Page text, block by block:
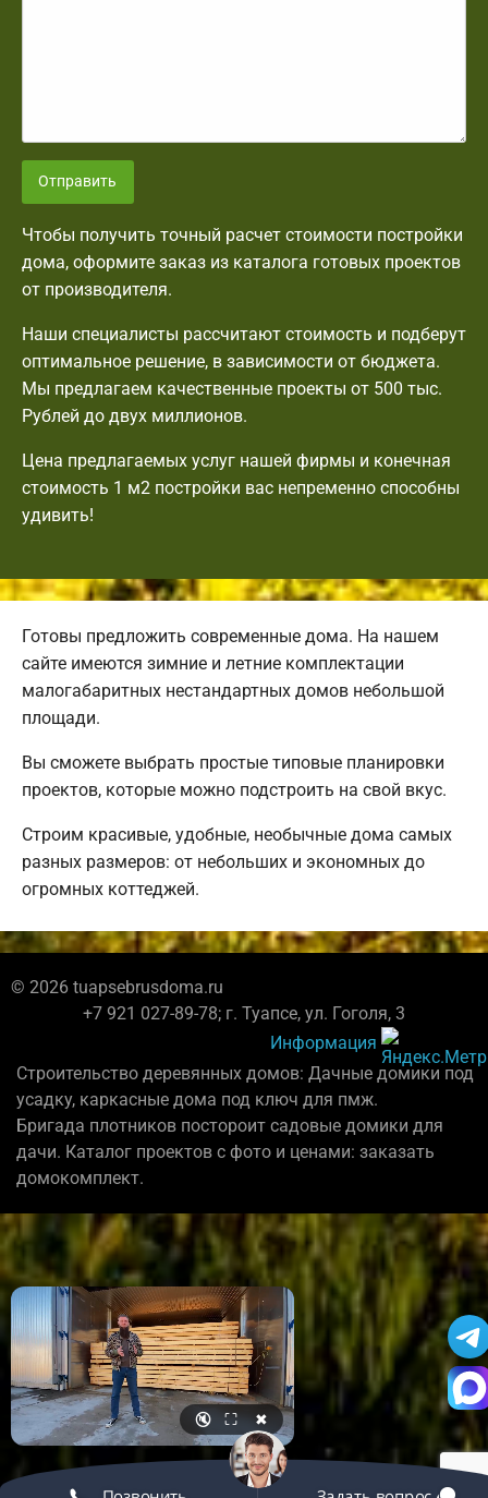
Отправить
Чтобы получить точный расчет стоимости постройки
дома, оформите заказ из каталога готовых проектов
от производителя.
Наши специалисты рассчитают стоимость и подберут
оптимальное решение, в зависимости от бюджета.
Мы предлагаем качественные проекты от 500 тыс.
Рублей до двух миллионов.
Цена предлагаемых услуг нашей фирмы и конечная
стоимость 1 м2 постройки вас непременно способны
удивить!
Готовы предложить современные дома. На нашем
сайте имеются зимние и летние комплектации
малогабаритных нестандартных домов небольшой
площади.
Вы сможете выбрать простые типовые планировки
проектов, которые можно подстроить на свой вкус.
Строим красивые, удобные, необычные дома самых
разных размеров: от небольших и экономных до
огромных коттеджей.
© 2026 tuapsebrusdoma.ru
+7 921 027-89-78; г. Туапсе, ул. Гоголя, 3
Информация
Строительство деревянных домов: Дачные домики под
усадку, каркасные дома под ключ для пмж.
Бригада плотников постороит садовые домики для
дачи. Каталог проектов с фото и ценами: заказать
домокомплект.
🔇 ⛶ ✖